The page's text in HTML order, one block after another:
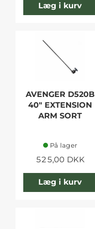
Læg i kurv
AVENGER D520B
40" EXTENSION
ARM SORT
På lager
525,00 DKK
Læg i kurv